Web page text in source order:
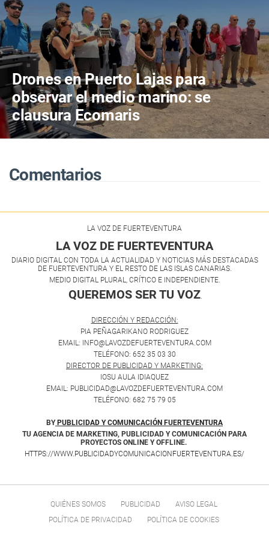
Drones en Puerto Lajas para
observar el medio marino: se
clausura Ecomaris
Comentarios
LA VOZ DE FUERTEVENTURA
LA VOZ DE FUERTEVENTURA
DIARIO DIGITAL CON TODA LA ACTUALIDAD Y NOTICIAS MÁS DESTACADAS
DE FUERTEVENTURA Y EL RESTO DE LAS ISLAS CANARIAS.
MEDIO DIGITAL PLURAL, CRÍTICO E INDEPENDIENTE.
QUEREMOS SER TU VOZ.
DIRECCIÓN Y REDACCIÓN:
PIA PEÑAGARIKANO RODRIGUEZ
EMAIL: INFO@LAVOZDEFUERTEVENTURA.COM
TELÉFONO: 652 35 03 30
DIRECTOR DE PUBLICIDAD Y MARKETING:
IOSU AULA IDIAQUEZ
EMAIL: PUBLICIDAD@LAVOZDEFUERTEVENTURA.COM
TELÉFONO: 682 75 79 05
BY PUBLICIDAD Y COMUNICACIÓN FUERTEVENTURA
TU AGENCIA DE MARKETING, PUBLICIDAD Y COMUNICACIÓN PARA
PROYECTOS ONLINE Y OFFLINE.
HTTPS://WWW.PUBLICIDADYCOMUNICACIONFUERTEVENTURA.ES/
QUIÉNES SOMOS PUBLICIDAD
AVISO LEGAL
POLÍTICA DE PRIVACIDAD
POLÍTICA DE COOKIES